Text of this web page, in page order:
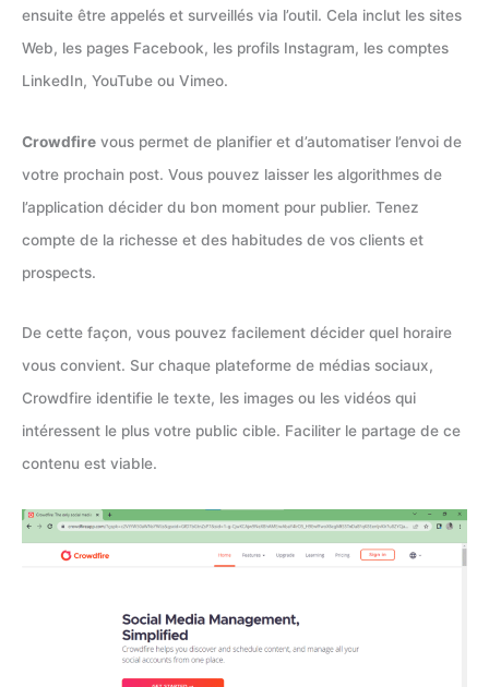
ensuite être appelés et surveillés via l’outil. Cela inclut les sites
Web, les pages Facebook, les profils Instagram, les comptes
LinkedIn, YouTube ou Vimeo.
Crowdfire vous permet de planifier et d’automatiser l’envoi de
votre prochain post. Vous pouvez laisser les algorithmes de
l’application décider du bon moment pour publier. Tenez
compte de la richesse et des habitudes de vos clients et
prospects.
De cette façon, vous pouvez facilement décider quel horaire
vous convient. Sur chaque plateforme de médias sociaux,
Crowdfire identifie le texte, les images ou les vidéos qui
intéressent le plus votre public cible. Faciliter le partage de ce
contenu est viable.